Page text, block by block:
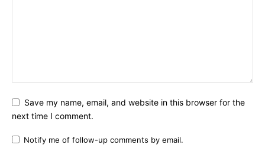
Save my name, email, and website in this browser for the
next time I comment.
Notify me of follow-up comments by email.